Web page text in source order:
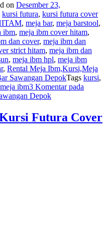
on Desember 23,
kursi futura, kursi futura cover
, meja bar, meja barstool,
ibm, meja ibm cover hitam,
dan cover, meja ibm dan
strict hitam, meja ibm dan
, meja ibm hpl, meja ibm
, Rental Meja Ibm,Kursi,Meja
Sawangan DepokTags kursi,
ibm3 Komentarpada
Depok
Futura Cover